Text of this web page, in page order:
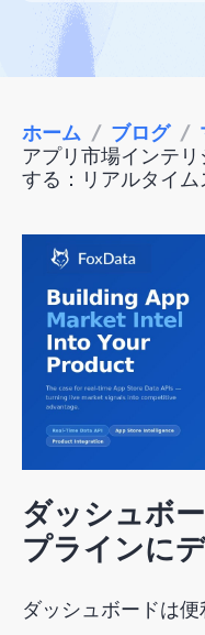
ホーム / ブログ /
アプリ市場インテ
する：リアルタイ
ダッシュボ
プラインに
ダッシュボードは